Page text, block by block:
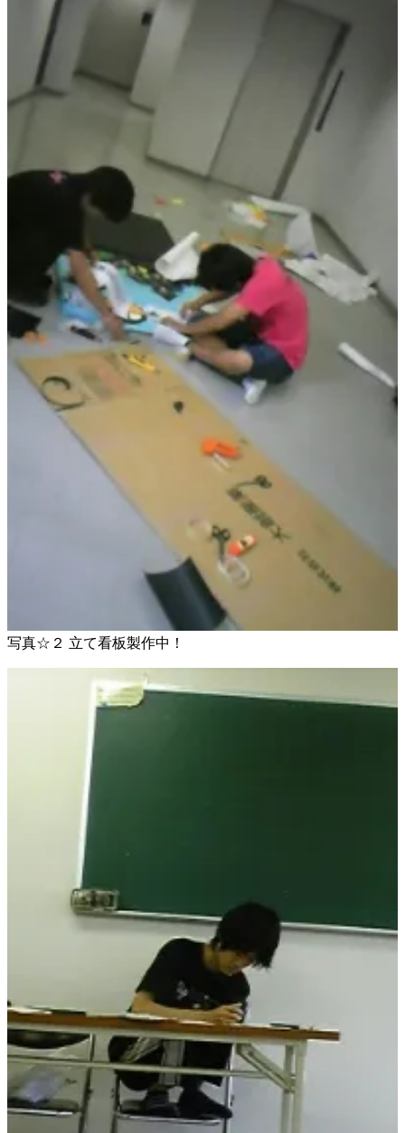
写真☆２ 立て看板製作中！